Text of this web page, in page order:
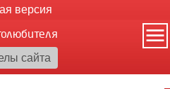
версия